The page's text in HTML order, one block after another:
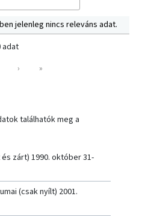
jelenleg nincs releváns adat.
adat
› »
találhatók meg a
zárt) 1990. október 31-
(csak nyílt) 2001.